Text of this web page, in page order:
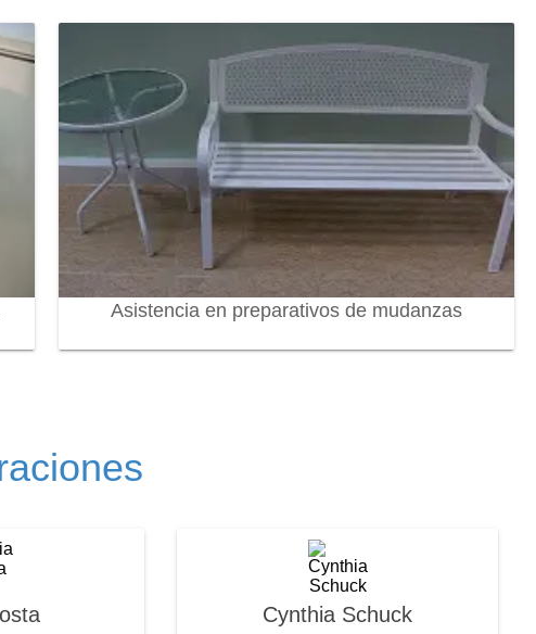
Asistencia en preparativos de mudanzas
Cynthia Schuck